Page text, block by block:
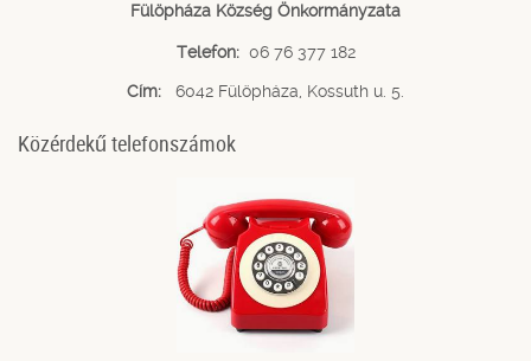
Fülöpháza Község Önkormányzata
Telefon: 06 76 377 182
Cím: 6042 Fülöpháza, Kossuth u. 5.
Közérdekű telefonszámok